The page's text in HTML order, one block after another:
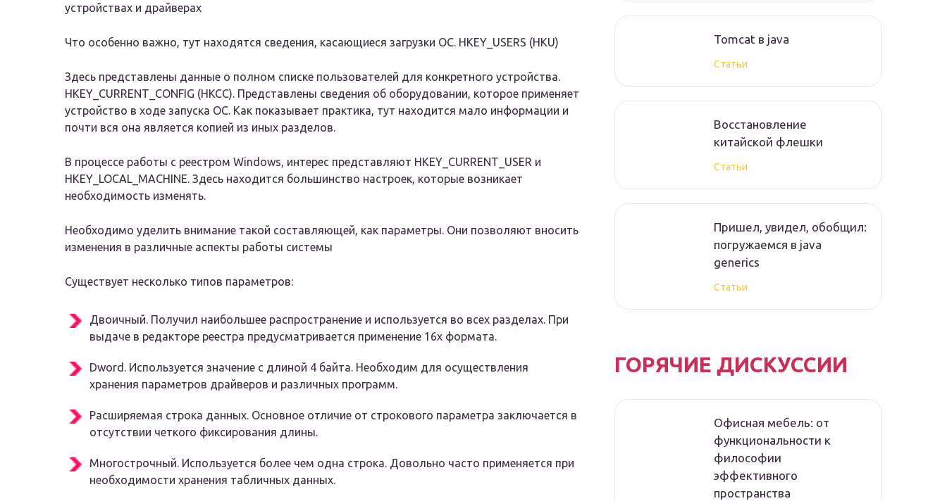
устройствах и драйверах
Что особенно важно, тут находятся сведения, касающиеся загрузки ОС. HKEY_USERS (HKU)
Здесь представлены данные о полном списке пользователей для конкретного устройства.
HKEY_CURRENT_CONFIG (HKCC). Представлены сведения об оборудовании, которое применяет
устройство в ходе запуска ОС. Как показывает практика, тут находится мало информации и
почти вся она является копией из иных разделов.
В процессе работы с реестром Windows, интерес представляют HKEY_CURRENT_USER и
HKEY_LOCAL_MACHINE. Здесь находится большинство настроек, которые возникает
необходимость изменять.
Необходимо уделить внимание такой составляющей, как параметры. Они позволяют вносить
изменения в различные аспекты работы системы
Существует несколько типов параметров:
Двоичный. Получил наибольшее распространение и используется во всех разделах. При
выдаче в редакторе реестра предусматривается применение 16х формата.
Dword. Используется значение с длиной 4 байта. Необходим для осуществления
хранения параметров драйверов и различных программ.
Расширяемая строка данных. Основное отличие от строкового параметра заключается в
отсутствии четкого фиксирования длины.
Многострочный. Используется более чем одна строка. Довольно часто применяется при
необходимости хранения табличных данных.
Tomcat в java
Статьи
Восстановление
китайской флешки
Статьи
Пришел, увидел, обобщил:
погружаемся в java
generics
Статьи
ГОРЯЧИЕ ДИСКУССИИ
Офисная мебель: от
функциональности к
философии
эффективного
пространства